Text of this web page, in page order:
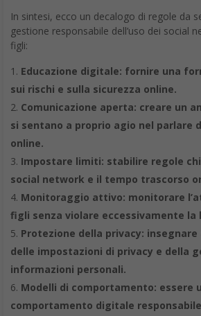
In sintesi, ecco un decalogo di regole da
gestione responsabile dell’uso dei social
figli:
Educazione digitale: fornire una
sui rischi e sulla sicurezza online.
Comunicazione aperta: creare un
si sentano a proprio agio nel parlare
online.
Impostare limiti: stabilire regole
social network e il tempo trascorso
Monitoraggio attivo: monitorare
figli senza violare eccessivamente la
Protezione della privacy:
delle impostazioni di privacy e della
informazioni personali.
Modelli di comportamento: essere
comportamento digitale